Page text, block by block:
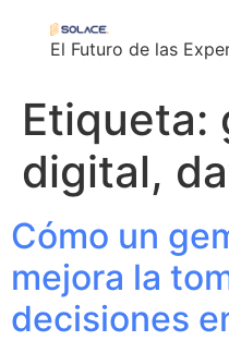
El Futuro de las
Etiqueta:
digital,
Cómo un
mejora la
decisiones